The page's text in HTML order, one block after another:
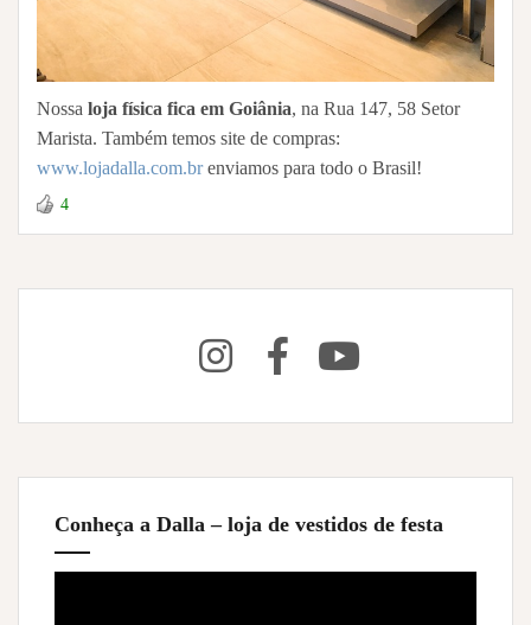
Nossa loja física fica em Goiânia, na Rua 147, 58 Setor
Marista. Também temos site de compras:
www.lojadalla.com.brenviamos para todo o Brasil!
4
Conheça a Dalla – loja de vestidos de festa